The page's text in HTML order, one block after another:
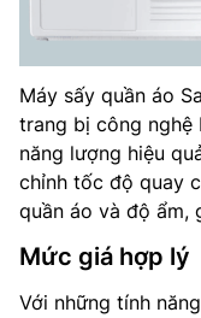
Máy sấy quần áo
trang bị công nghệ
năng lượng hiệu
chỉnh tốc độ quay
quần áo và độ ẩm,
Mức giá hợp lý
Với những tính